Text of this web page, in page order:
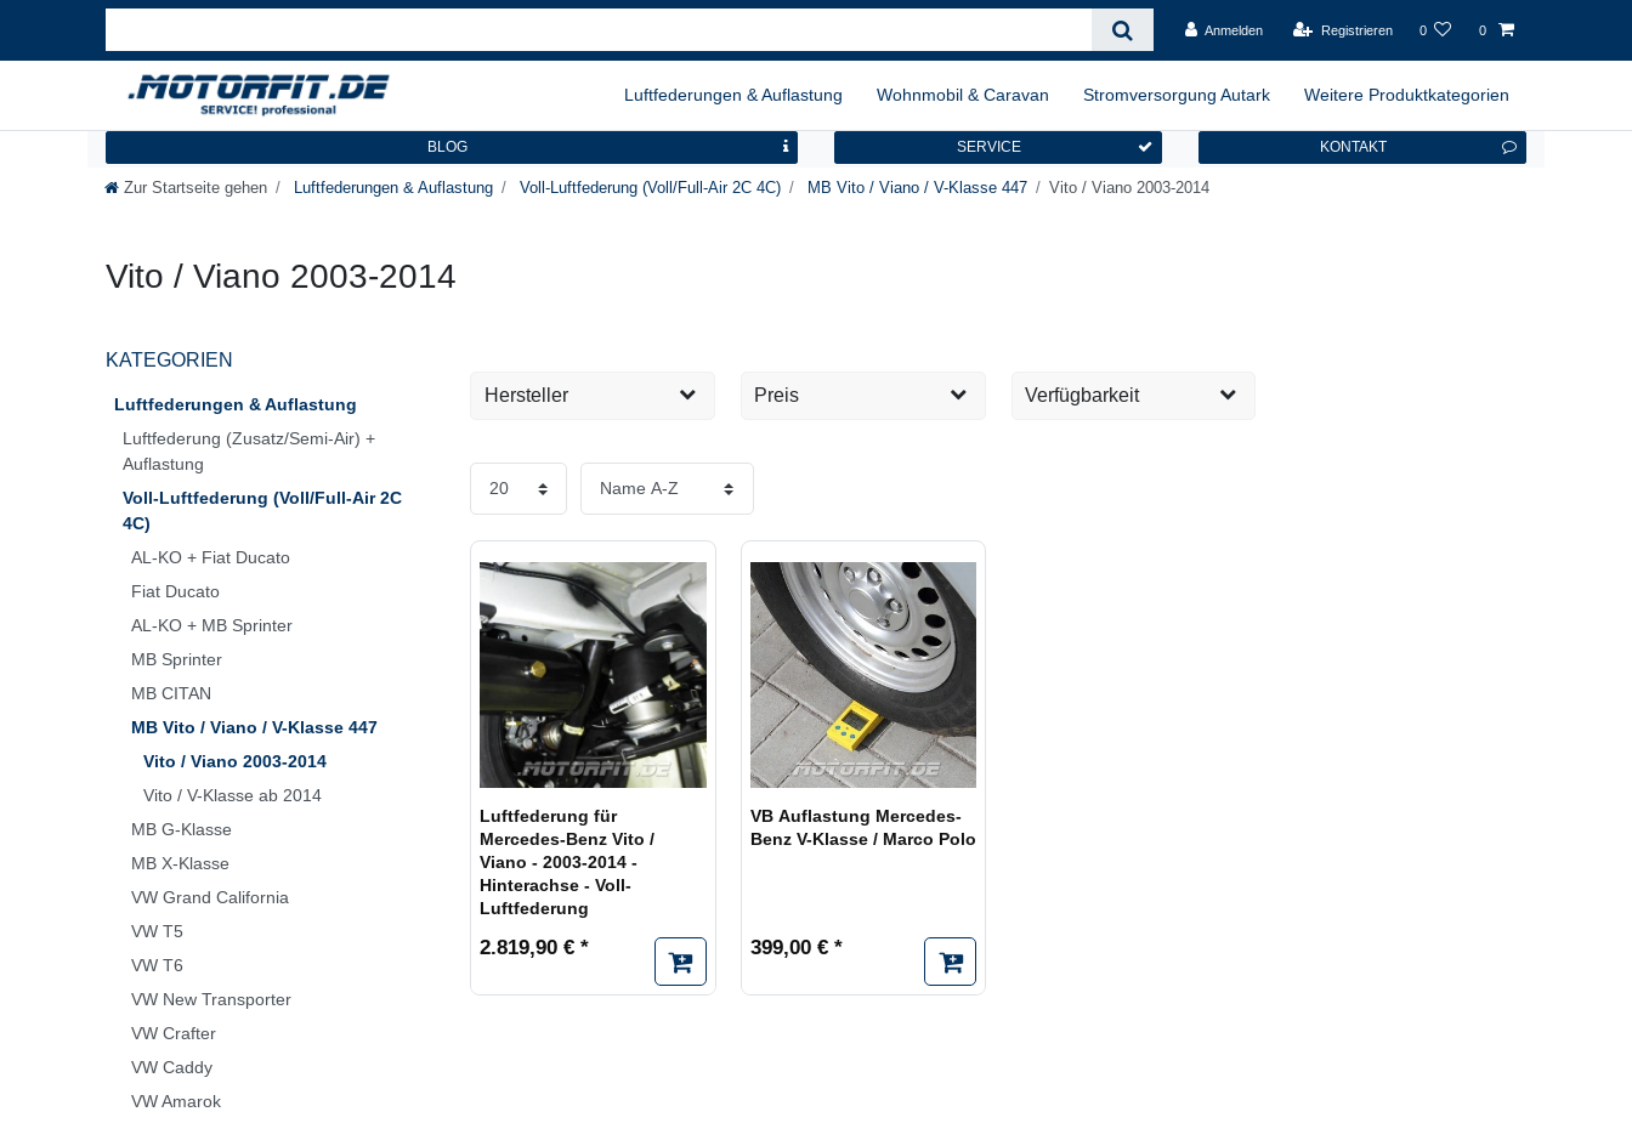
Anmelden Registrieren 0 0
Luftfederungen & Auflastung Wohnmobil & Caravan Stromversorgung Autark Weitere Produktkategorien
BLOG SERVICE KONTAKT
Zur Startseite gehen Luftfederungen & Auflastung Voll-Luftfederung (Voll/Full-Air 2C 4C) MB Vito / Viano / V-Klasse 447 Vito / Viano 2003-2014
Vito / Viano 2003-2014
KATEGORIEN
Luftfederungen & Auflastung
Luftfederung (Zusatz/Semi-Air) +
Auflastung
Voll-Luftfederung (Voll/Full-Air 2C
4C)
AL-KO + Fiat Ducato
Fiat Ducato
AL-KO + MB Sprinter
MB Sprinter
MB CITAN
MB Vito / Viano / V-Klasse 447
Vito / Viano 2003-2014
Vito / V-Klasse ab 2014
MB G-Klasse
MB X-Klasse
VW Grand California
VW T5
VW T6
VW New Transporter
VW Crafter
VW Caddy
VW Amarok
Hersteller Preis Verfügbarkeit
Luftfederung für
Mercedes-Benz Vito /
Viano - 2003-2014 -
Hinterachse - Voll-
Luftfederung
2.819,90 € *
VB Auflastung Mercedes-
Benz V-Klasse / Marco Polo
399,00 € *